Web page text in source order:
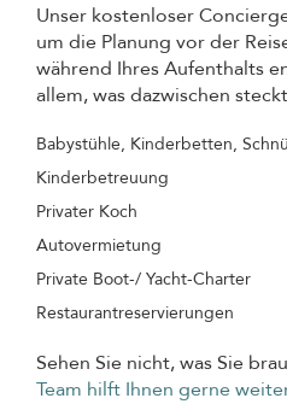
Unser kostenloser
um die Planung vor der
während Ihres Aufenthalts
allem, was dazwischen
Babystühle, Kinderbetten,
Kinderbetreuung
Privater Koch
Autovermietung
Private Boot-/ Yacht-Charter
Restaurantreservierungen
Sehen Sie nicht, was Sie
Team hilft Ihnen gerne